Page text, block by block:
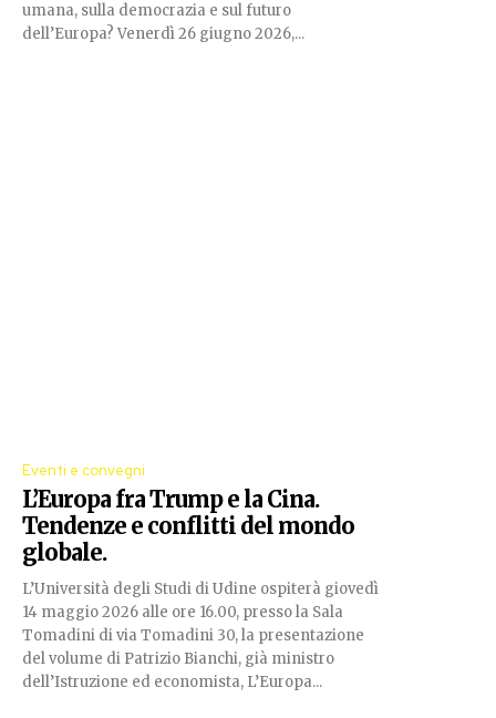
umana, sulla democrazia e sul futuro
dell’Europa? Venerdì 26 giugno 2026,...
Eventi e convegni
L’Europa fra Trump e la Cina.
Tendenze e conflitti del mondo
globale.
L’Università degli Studi di Udine ospiterà giovedì
14 maggio 2026 alle ore 16.00, presso la Sala
Tomadini di via Tomadini 30, la presentazione
del volume di Patrizio Bianchi, già ministro
dell’Istruzione ed economista, L’Europa...